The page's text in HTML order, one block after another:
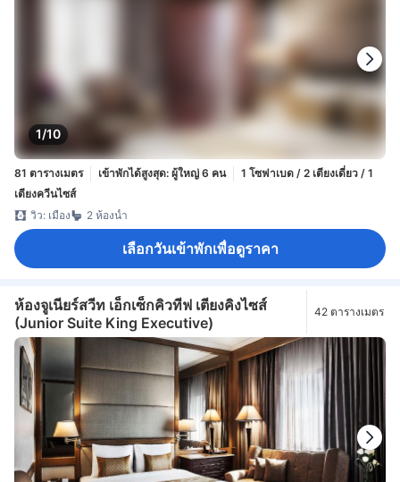
1/10
81 ตารางเมตร เข้าพักได้สูงสุด: ผู้ใหญ่ 6 คน
1 โซฟาเบด / 2 เตียงเดี่ยว / 1
เตียงควีนไซส์
วิว: เมือง
2 ห้องน้ำ
เลือกวันเข้าพักเพื่อดูราคา
ห้องจูเนียร์สวีท เอ็กเซ็กคิวทีฟ เตียงคิงไซส์
(Junior Suite King Executive)
42 ตารางเมตร